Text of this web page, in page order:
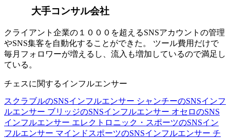
大手コンサル会社
クライアント企業の１０００を超えるSNSアカウントの管理
やSNS集客を自動化することができた。 ツール費用だけで
毎月フォロワーが増えるし、流入も増加しているので満足し
ている。
チェスに関するインフルエンサー
スクラブルのSNSインフルエンサー シャンチーのSNSインフ
ルエンサー ブリッジのSNSインフルエンサー オセロのSNS
インフルエンサー エレクトロニック・スポーツのSNSイン
フルエンサー マインドスポーツのSNSインフルエンサー チ